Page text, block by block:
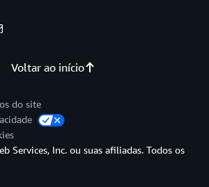
Voltar ao início
do site
Services, Inc. ou suas afiliadas. Todos os